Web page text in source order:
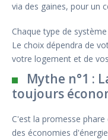
via des gaines, pour un
Chaque type de
Le choix dépendra de
votre logement et de
Mythe n°1 :
toujours
C'est la promesse
des économies